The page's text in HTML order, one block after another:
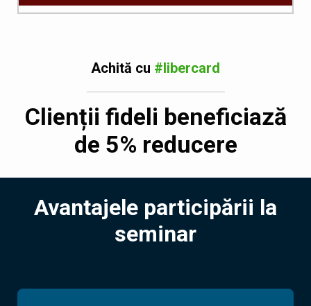
Achită cu #libercard
Clienții fideli beneficiază
de 5% reducere
Avantajele participării la
seminar